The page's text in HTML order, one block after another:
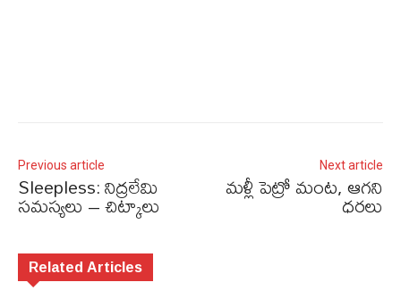
Previous article
Sleepless: నిద్రలేమి
సమస్యలు – చిట్కాలు
Next article
మళ్లీ పెట్రో మంట, ఆగని
ధరలు
Related Articles